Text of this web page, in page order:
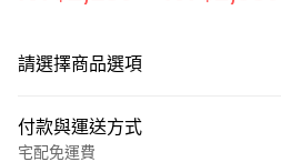
請選擇商品選項
付款與運送方式
宅配免運費